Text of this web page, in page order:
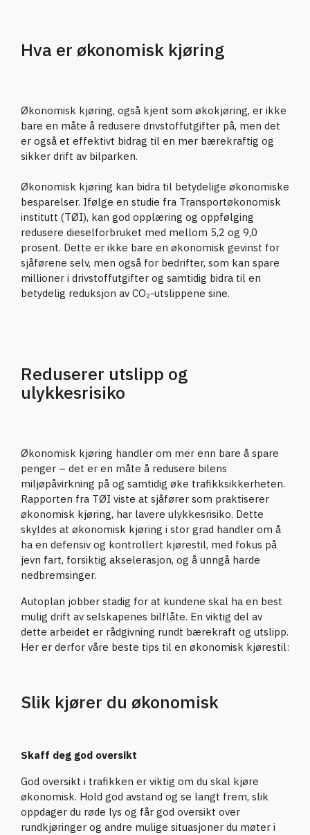
Hva er økonomisk kjøring
Økonomisk kjøring, også kjent som økokjøring, er ikke
bare en måte å redusere drivstoffutgifter på, men det
er også et effektivt bidrag til en mer bærekraftig og
sikker drift av bilparken.
Økonomisk kjøring kan bidra til betydelige økonomiske
besparelser. Ifølge en studie fra Transportøkonomisk
institutt (TØI), kan god opplæring og oppfølging
redusere dieselforbruket med mellom 5,2 og 9,0
prosent. Dette er ikke bare en økonomisk gevinst for
sjåførene selv, men også for bedrifter, som kan spare
millioner i drivstoffutgifter og samtidig bidra til en
betydelig reduksjon av CO₂-utslippene sine.
Reduserer utslipp og
ulykkesrisiko
Økonomisk kjøring handler om mer enn bare å spare
penger – det er en måte å redusere bilens
miljøpåvirkning på og samtidig øke trafikksikkerheten.
Rapporten fra TØI viste at sjåfører som praktiserer
økonomisk kjøring, har lavere ulykkesrisiko. Dette
skyldes at økonomisk kjøring i stor grad handler om å
ha en defensiv og kontrollert kjørestil, med fokus på
jevn fart, forsiktig akselerasjon, og å unngå harde
nedbremsinger.
Autoplan jobber stadig for at kundene skal ha en best
mulig drift av selskapenes bilflåte. En viktig del av
dette arbeidet er rådgivning rundt bærekraft og utslipp.
Her er derfor våre beste tips til en økonomisk kjørestil:
Slik kjører du økonomisk
Skaff deg god oversikt
God oversikt i trafikken er viktig om du skal kjøre
økonomisk. Hold god avstand og se langt frem, slik
oppdager du røde lys og får god oversikt over
rundkjøringer og andre mulige situasjoner du møter i